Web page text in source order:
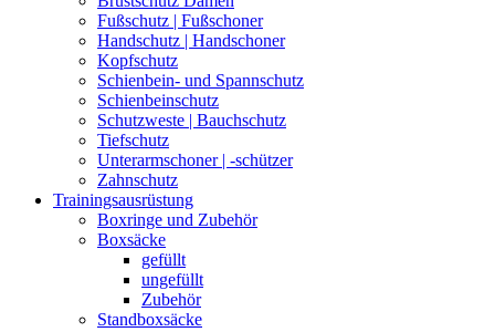
Fußschutz | Fußschoner
Handschutz | Handschoner
Kopfschutz
Schienbein- und Spannschutz
Schienbeinschutz
Schutzweste | Bauchschutz
Tiefschutz
Unterarmschoner | -schützer
Zahnschutz
Trainingsausrüstung
Boxringe und Zubehör
Boxsäcke
gefüllt
ungefüllt
Zubehör
Standboxsäcke